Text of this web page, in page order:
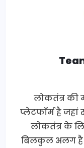
लोकतंत्र की
प्लेटफॉर्म है जहां
लोकतंत्र के
बिलकुल अलग है।